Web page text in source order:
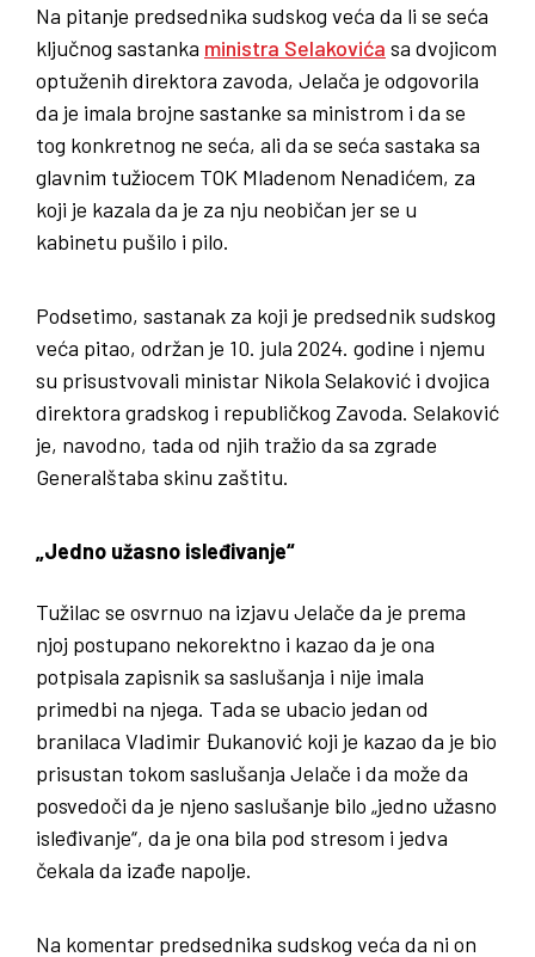
Na pitanje predsednika sudskog veća da li se seća
ključnog sastanka ministra Selakovića sa dvojicom
optuženih direktora zavoda, Jelača je odgovorila
da je imala brojne sastanke sa ministrom i da se
tog konkretnog ne seća, ali da se seća sastaka sa
glavnim tužiocem TOK Mladenom Nenadićem, za
koji je kazala da je za nju neobičan jer se u
kabinetu pušilo i pilo.
Podsetimo, sastanak za koji je predsednik sudskog
veća pitao, održan je 10. jula 2024. godine i njemu
su prisustvovali ministar Nikola Selaković i dvojica
direktora gradskog i republičkog Zavoda. Selaković
je, navodno, tada od njih tražio da sa zgrade
Generalštaba skinu zaštitu.
„Jedno užasno isleđivanje“
Tužilac se osvrnuo na izjavu Jelače da je prema
njoj postupano nekorektno i kazao da je ona
potpisala zapisnik sa saslušanja i nije imala
primedbi na njega. Tada se ubacio jedan od
branilaca Vladimir Đukanović koji je kazao da je bio
prisustan tokom saslušanja Jelače i da može da
posvedoči da je njeno saslušanje bilo „jedno užasno
isleđivanje“, da je ona bila pod stresom i jedva
čekala da izađe napolje.
Na komentar predsednika sudskog veća da ni on